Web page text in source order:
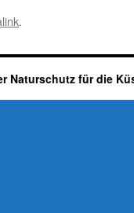
.
Naturschutz für die